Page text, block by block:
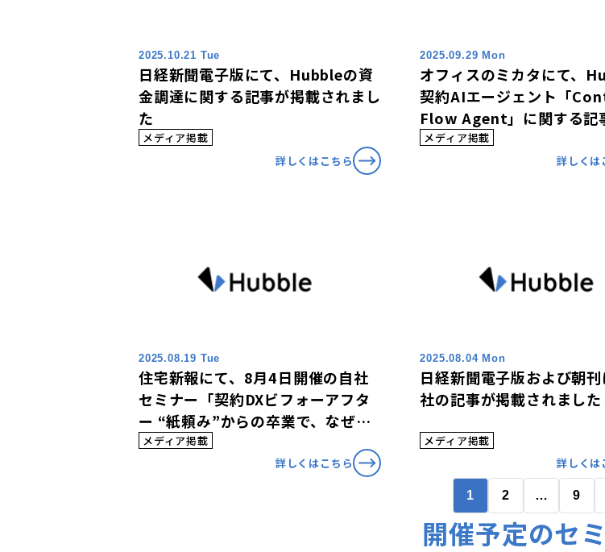
2025.10.21 Tue
日経新聞電子版にて、Hubbleの資
金調達に関する記事が掲載されまし
た
メディア掲載
詳しくはこちら
2025.09.29 Mon
オフィスのミカタにて、
契約AIエージェント「
Flow Agent」に関する記
されました
メディア掲載
詳しくは
2025.08.19 Tue
住宅新報にて、8月4日開催の自社
セミナー「契約DXビフォーアフタ
ー “紙頼み”からの卒業で、なぜリ
ーガルリスクを可視化できるの
か？」の内容が掲載されました
メディア掲載
詳しくはこちら
2025.08.04 Mon
日経新聞電子版および朝
社の記事が掲載されました
メディア掲載
詳しくは
1 2 … 9
開催予定のセ